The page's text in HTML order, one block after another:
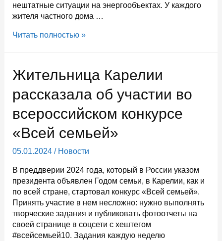
нештатные ситуации на энергообъектах. У каждого
жителя частного дома …
Жителей
расходовать
в
период
сильных
морозов
Читать полностью »
Жительница Карелии
рассказала об участии во
всероссийском конкурсе
«Всей семьей»
05.01.2024/ Новости
В преддверии 2024 года, который в России указом
президента объявлен Годом семьи, в Карелии, как и
по всей стране, стартовал конкурс «Всей семьей».
Принять участие в нем несложно: нужно выполнять
творческие задания и публиковать фотоотчеты на
своей странице в соцсети с хештегом
#всейсемьей10. Задания каждую неделю